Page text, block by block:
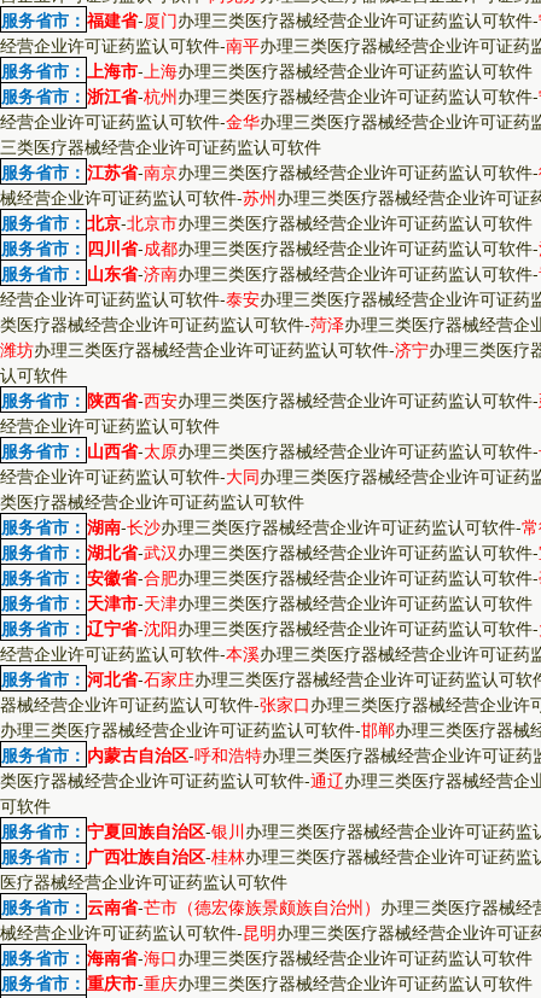
服务省市： 福建省-厦门办理三类医疗器械经营企业许可证药监认可软件-
经营企业许可证药监认可软件-南平办理三类医疗器械经营企业许可证药
服务省市： 上海市-上海办理三类医疗器械经营企业许可证药监认可软件
服务省市： 浙江省-杭州办理三类医疗器械经营企业许可证药监认可软件-
经营企业许可证药监认可软件-金华办理三类医疗器械经营企业许可证药
三类医疗器械经营企业许可证药监认可软件
服务省市： 江苏省-南京办理三类医疗器械经营企业许可证药监认可软件-
械经营企业许可证药监认可软件-苏州办理三类医疗器械经营企业许可证
服务省市： 北京-北京市办理三类医疗器械经营企业许可证药监认可软件
服务省市： 四川省-成都办理三类医疗器械经营企业许可证药监认可软件-
服务省市： 山东省-济南办理三类医疗器械经营企业许可证药监认可软件-
经营企业许可证药监认可软件-泰安办理三类医疗器械经营企业许可证药
类医疗器械经营企业许可证药监认可软件-菏泽办理三类医疗器械经营企
潍坊办理三类医疗器械经营企业许可证药监认可软件-济宁办理三类医疗
认可软件
服务省市： 陕西省-西安办理三类医疗器械经营企业许可证药监认可软件-
经营企业许可证药监认可软件
服务省市： 山西省-太原办理三类医疗器械经营企业许可证药监认可软件-
经营企业许可证药监认可软件-大同办理三类医疗器械经营企业许可证药
类医疗器械经营企业许可证药监认可软件
服务省市： 湖南-长沙办理三类医疗器械经营企业许可证药监认可软件-
服务省市： 湖北省-武汉办理三类医疗器械经营企业许可证药监认可软件-
服务省市： 安徽省-合肥办理三类医疗器械经营企业许可证药监认可软件-
服务省市： 天津市-天津办理三类医疗器械经营企业许可证药监认可软件
服务省市： 辽宁省-沈阳办理三类医疗器械经营企业许可证药监认可软件-
经营企业许可证药监认可软件-本溪办理三类医疗器械经营企业许可证药
服务省市： 河北省-石家庄办理三类医疗器械经营企业许可证药监认可软
器械经营企业许可证药监认可软件-张家口办理三类医疗器械经营企业许
办理三类医疗器械经营企业许可证药监认可软件-邯郸办理三类医疗器械
服务省市： 内蒙古自治区-呼和浩特办理三类医疗器械经营企业许可证药
类医疗器械经营企业许可证药监认可软件-通辽办理三类医疗器械经营企
可软件
服务省市： 宁夏回族自治区-银川办理三类医疗器械经营企业许可证药监
服务省市： 广西壮族自治区-桂林办理三类医疗器械经营企业许可证药监
医疗器械经营企业许可证药监认可软件
服务省市： 云南省-芒市（德宏傣族景颇族自治州） 办理三类医疗器械经
械经营企业许可证药监认可软件-昆明办理三类医疗器械经营企业许可证
服务省市： 海南省-海口办理三类医疗器械经营企业许可证药监认可软件
服务省市： 重庆市-重庆办理三类医疗器械经营企业许可证药监认可软件